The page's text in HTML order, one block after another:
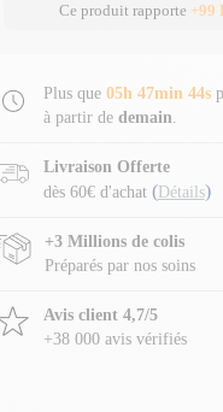
Ce produit rapporte +99
Plus que 05h 47min 43s
à partir de demain.
Livraison Offerte
dès 60€ d'achat ( Détails)
+3 Millions de colis
Préparés par nos soins
Avis client 4,7/5
+38 000 avis vérifiés